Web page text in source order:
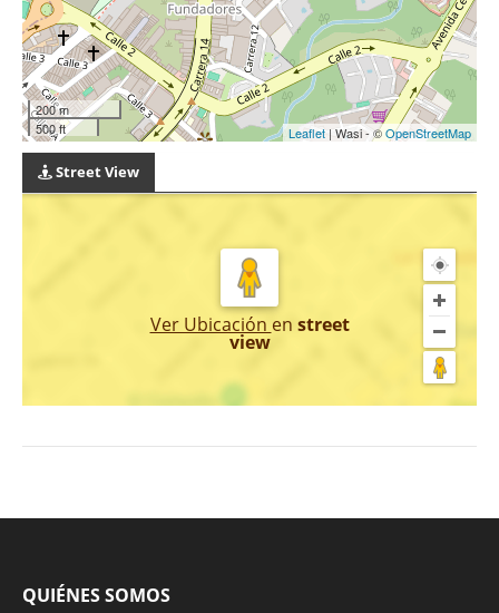
200 m
500 ft
Leaflet | Wasi - ©OpenStreetMap
Street View
Ver Ubicación en street
view
QUIÉNES SOMOS